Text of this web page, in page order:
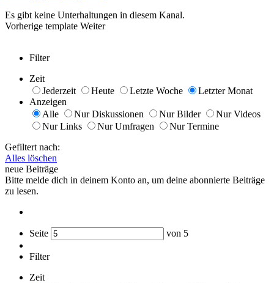
Es gibt keine Unterhaltungen in diesem Kanal.
Vorherige template Weiter
Filter
Zeit
Jederzeit
Heute Letzte Woche
Letzter Monat
Anzeigen
Alle
Nur Diskussionen Nur Bilder
Nur Videos
Nur Links
Nur Umfragen
Nur Termine
Gefiltert nach:
Alles löschen
neue Beiträge
Bitte melde dich in deinem Konto an, um deine abonnierte Beiträge
zu lesen.
Seite von 5
Filter
Zeit